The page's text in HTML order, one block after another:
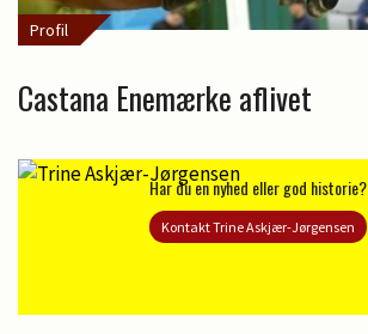
Profil
Castana Enemærke aflivet
Har du en nyhed eller god historie?
Kontakt Trine Askjær-Jørgensen